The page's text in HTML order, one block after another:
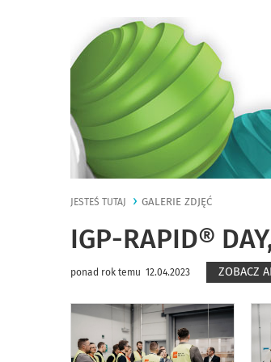
JESTEŚ TUTAJ GALERIE ZDJĘĆ
IGP-RAPID®
ponad rok temu 12.04.2023 ZOBACZ